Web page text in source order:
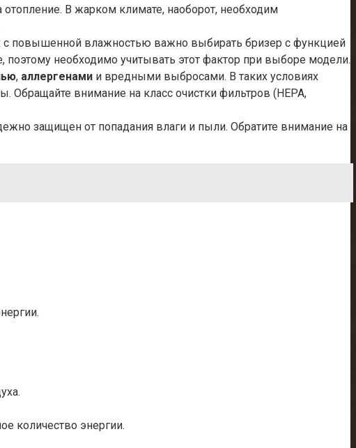
В жарком климате, наоборот, необходим
с повышенной влажностью важно выбирать бризер с функцией
поэтому необходимо учитывать этот фактор при выборе модели.
, аллергенами и вредными выбросами. В таких условиях
внимание на класс очистки фильтров (HEPA,
защищен от попадания влаги и пыли. Обратите внимание на
количество энергии.